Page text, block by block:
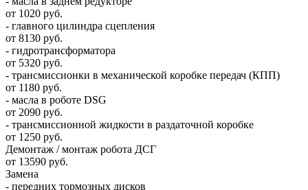
от 1020 руб.
- главного цилиндра сцепления
от 8130 руб.
- гидротрансформатора
от 5320 руб.
- трансмиссионки в механической коробке передач (КПП)
от 1180 руб.
- масла в роботе DSG
от 2090 руб.
- трансмиссионной жидкости в раздаточной коробке
от 1250 руб.
Демонтаж / монтаж робота ДСГ
от 13590 руб.
Замена
- передних тормозных дисков